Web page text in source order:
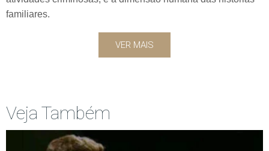
familiares.
VER MAIS
Veja Também